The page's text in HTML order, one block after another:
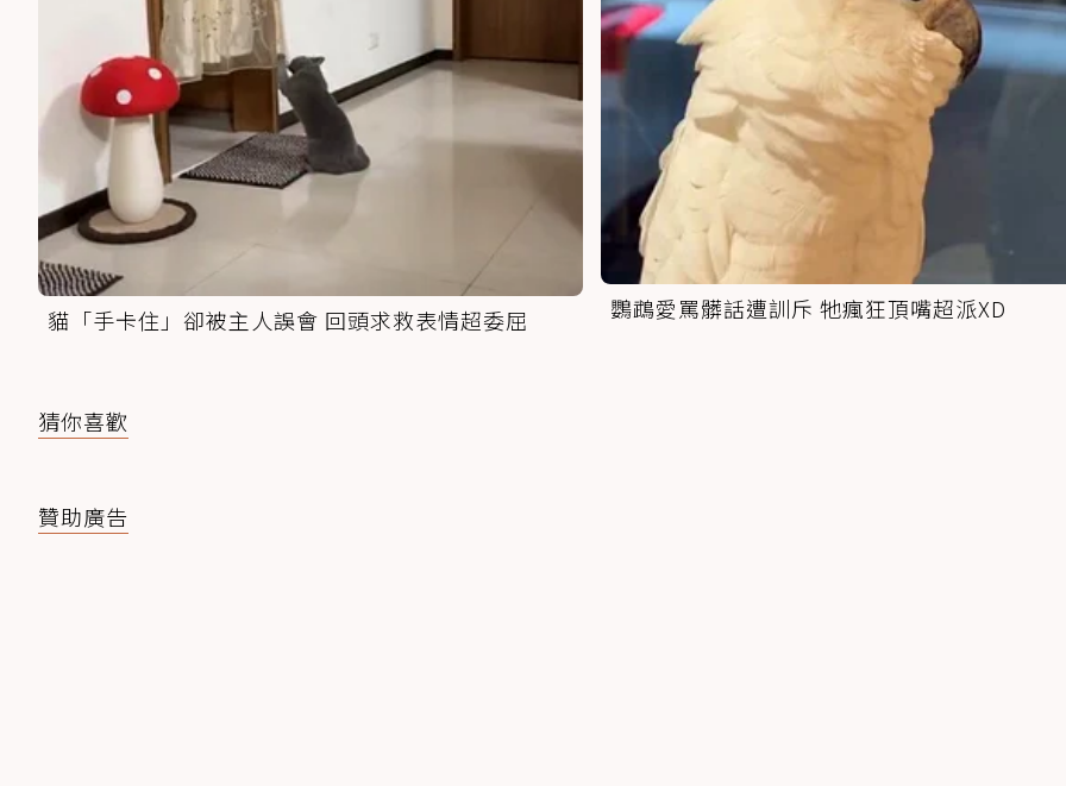
貓「手卡住」卻被主人誤會 回頭求救表情超委屈 鸚鵡愛罵髒話遭訓斥 牠瘋狂頂嘴超派XD
猜你喜歡
贊助廣告